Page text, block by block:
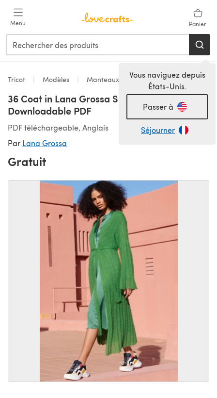
Menu Panier
Vous naviguez depuis
États-Unis.
Passer à
Séjourner
Tricot Modèles Manteaux
36 Coat in Lana Grossa Silkhair -
Downloadable PDF
PDF téléchargeable, Anglais
Par Lana Grossa
Gratuit